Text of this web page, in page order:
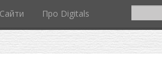
Сайти Про Digitals